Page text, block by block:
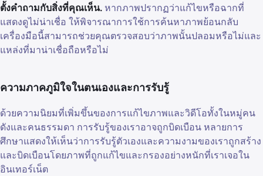
ตั้งคำถามกับสิ่งที่คุณเห็น. หากภาพปรากฏว่าแก้ไขหรือฉากที่
แสดงดูไม่น่าเชื่อ ให้พิจารณาการใช้การค้นหาภาพย้อนกลับ
เครื่องมือนี้สามารถช่วยคุณตรวจสอบว่าภาพนั้นปลอมหรือไม่และ
แหล่งที่มาน่าเชื่อถือหรือไม่
ความภาคภูมิใจในตนเองและการรับรู้
ด้วยความนิยมที่เพิ่มขึ้นของการแก้ไขภาพและวิดีโอทั้งในหมู่คน
ดังและคนธรรมดา การรับรู้ของเราอาจถูกบิดเบือน หลายการ
ศึกษาแสดงให้เห็นว่าการรับรู้ตัวเองและความงามของเราถูกสร้าง
และบิดเบือนโดยภาพที่ถูกแก้ไขและกรองอย่างหนักที่เราเจอใน
อินเทอร์เน็ต